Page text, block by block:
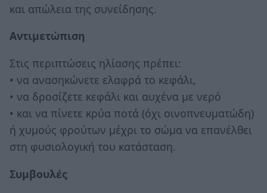
και απώλεια της συνείδησης.
Αντιμετώπιση
Στις περιπτώσεις ηλίασης πρέπει:
• να ανασηκώνετε ελαφρά το κεφάλι,
• να δροσίζετε κεφάλι και αυχένα με νερό
• και να πίνετε κρύα ποτά (όχι οινοπνευματώδη)
ή χυμούς φρούτων μέχρι το σώμα να επανέλθει
στη φυσιολογική του κατάσταση.
Συμβουλές